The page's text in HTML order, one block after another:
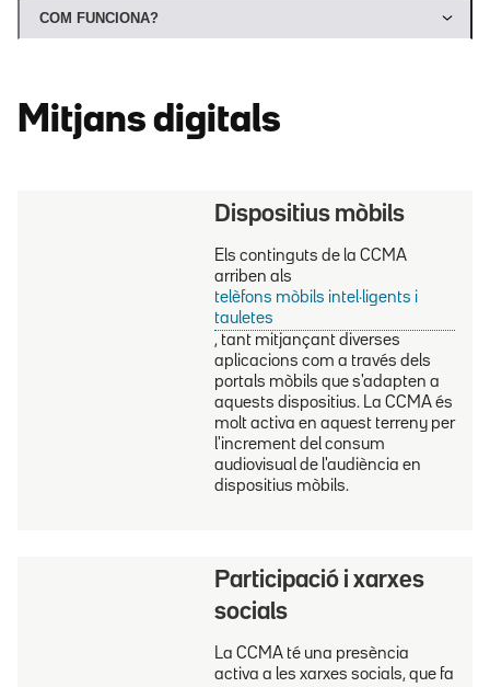
COM FUNCIONA?
Mitjans digitals
Dispositius mòbils
Els continguts de la CCMA
arriben als
telèfons mòbils intel·ligents i
tauletes
, tant mitjançant diverses
aplicacions com a través dels
portals mòbils que s'adapten a
aquests dispositius. La CCMA és
molt activa en aquest terreny per
l'increment del consum
audiovisual de l'audiència en
dispositius mòbils.
Participació i xarxes
socials
La CCMA té una presència
activa a les xarxes socials, que fa